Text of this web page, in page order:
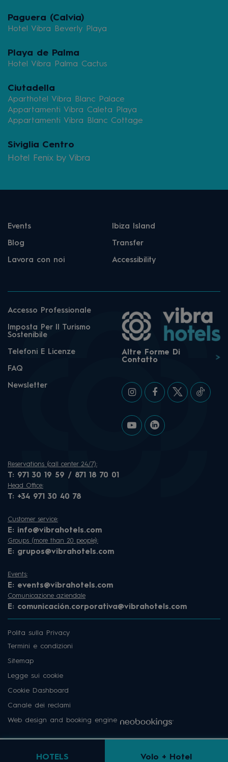
HOTELS Volo + Hotel
Paguera (Calvia)
Hotel Vibra Beverly Playa
Playa de Palma
Hotel Vibra Palma Cactus
Ciutadella
Aparthotel Vibra Blanc Palace
Appartamenti Vibra Caleta Playa
Appartamenti Vibra Blanc Cottage
Siviglia Centro
Hotel Fenix by Vibra
Events Ibiza Island
Blog Transfer
Lavora con noi Accessibility
Accesso Professionale
Imposta Per Il Turismo
Sostenibile
Telefoni E Licenze
FAQ
Newsletter
Altre Forme Di
Contatto
Reservations (call center 24/7):
T: 971 30 19 59 / 871 18 70 01
Head Office:
T: +34 971 30 40 78
Customer service:
E: info@vibrahotels.com
Groups (more than 20 people):
E: grupos@vibrahotels.com
Events:
E: events@vibrahotels.com
Comunicazione aziendale
E: comunicación.corporativa@vibrahotels.com
Polita sulla Privacy
Termini e condizioni
Sitemap
Legge sui cookie
Cookie Dashboard
Canale dei reclami
Web design and booking engine